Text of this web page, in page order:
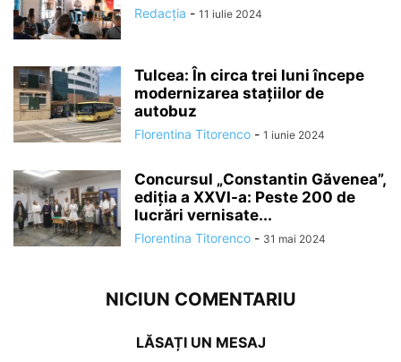
Redacția - 11 iulie 2024
Tulcea: În circa trei luni începe
modernizarea stațiilor de
autobuz
Florentina Titorenco - 1 iunie 2024
Concursul „Constantin Găvenea”,
ediția a XXVI-a: Peste 200 de
lucrări vernisate...
Florentina Titorenco - 31 mai 2024
NICIUN COMENTARIU
LĂSAȚI UN MESAJ